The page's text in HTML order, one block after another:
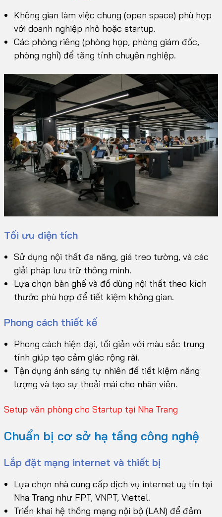
Không gian làm việc chung (open space) phù hợp
với doanh nghiệp nhỏ hoặc startup.
Các phòng riêng (phòng họp, phòng giám đốc,
phòng nghỉ) để tăng tính chuyên nghiệp.
Tối ưu diện tích
Sử dụng nội thất đa năng, giá treo tường, và các
giải pháp lưu trữ thông minh.
Lựa chọn bàn ghế và đồ dùng nội thất theo kích
thước phù hợp để tiết kiệm không gian.
Phong cách thiết kế
Phong cách hiện đại, tối giản với màu sắc trung
tính giúp tạo cảm giác rộng rãi.
Tận dụng ánh sáng tự nhiên để tiết kiệm năng
lượng và tạo sự thoải mái cho nhân viên.
Setup văn phòng cho Startup tại Nha Trang
Chuẩn bị cơ sở hạ tầng công nghệ
Lắp đặt mạng internet và thiết bị
Lựa chọn nhà cung cấp dịch vụ internet uy tín tại
Nha Trang như FPT, VNPT, Viettel.
Triển khai hệ thống mạng nội bộ (LAN) để đảm